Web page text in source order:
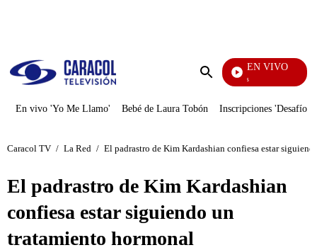
Enviar
EN VIVO
También Caerás
En vivo 'Yo Me Llamo' Bebé de Laura Tobón Inscripciones 'Desafío'
Caracol TV / La Red / El padrastro de Kim Kardashian confiesa estar
El padrastro de Kim Kardashian
confiesa estar siguiendo un
tratamiento hormonal